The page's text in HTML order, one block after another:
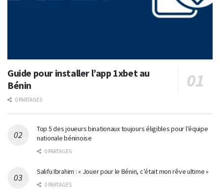
Guide pour installer l’app 1xbet au
Bénin
0 PARTAGES
Top 5 des joueurs binationaux toujours éligibles pour l’équipe
nationale béninoise
0 PARTAGES
Salifu Ibrahim : « Jouer pour le Bénin, c’était mon rêve ultime »
0 PARTAGES